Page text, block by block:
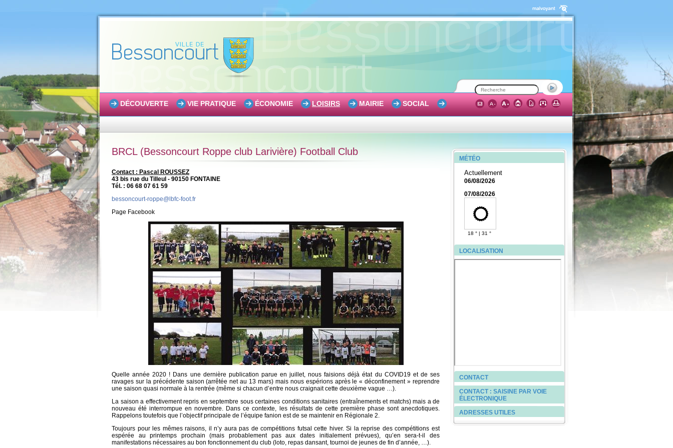
DÉCOUVERTE VIE PRATIQUE ÉCONOMIE LOISIRS MAIRIE SOCIAL
BRCL (Bessoncourt Roppe club Larivière) Football Club
Contact : Pascal ROUSSEZ
43 bis rue du Tilleul - 90150 FONTAINE
Tél. : 06 68 07 61 59
bessoncourt-roppe@lbfc-foot.fr
Page Facebook
Quelle année 2020 ! Dans une dernière publication parue en juillet, nous faisions déjà état du COVID19 et de ses
ravages sur la précédente saison (arrêtée net au 13 mars) mais nous espérions après le « déconfinement » reprendre
une saison quasi normale à la rentrée (même si chacun d’entre nous craignait cette deuxième vague …).
La saison a effectivement repris en septembre sous certaines conditions sanitaires (entraînements et matchs) mais a de
nouveau été interrompue en novembre. Dans ce contexte, les résultats de cette première phase sont anecdotiques.
Rappelons toutefois que l’objectif principale de l’équipe fanion est de se maintenir en Régionale 2.
Toujours pour les mêmes raisons, il n’y aura pas de compétitions futsal cette hiver. Si la reprise des compétitions est
espérée au printemps prochain (mais probablement pas aux dates initialement prévues), qu’en sera-t-il des
manifestations nécessaires au bon fonctionnement du club (loto, repas dansant, tournoi de jeunes de fin d’année, …).
MÉTÉO
Actuellement
06/08/2026
07/08/2026
18 ° | 31 °
LOCALISATION
CONTACT
CONTACT : SAISINE PAR VOIE
ÉLECTRONIQUE
ADRESSES UTILES